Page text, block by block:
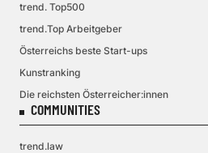
trend. Top500
trend.Top Arbeitgeber
Österreichs beste Start-ups
Kunstranking
Die reichsten Österreicher:innen
COMMUNITIES
trend.law